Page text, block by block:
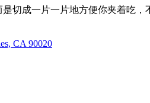
切成一片一片地方便你夹着吃
CA 90020